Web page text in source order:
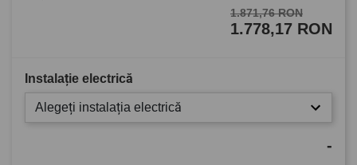
1.871,76 RON
1.778,17 RON
Instalație electrică
Alegeți instalația electrică
-